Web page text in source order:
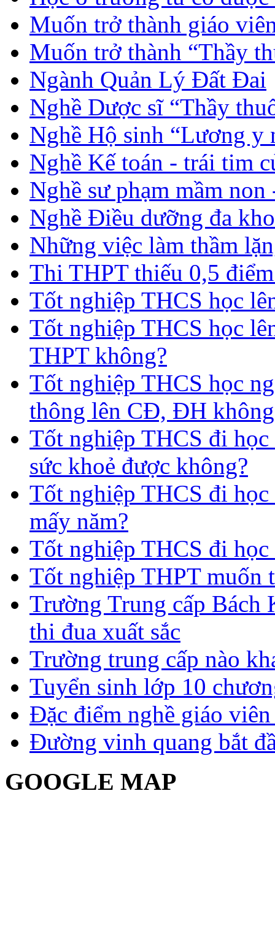
Muốn trở thành giáo
Muốn trở thành “Thầy
Ngành Quản Lý Đất Đai
Nghề Dược sĩ “Thầy
Nghề Hộ sinh “Lương y
Nghề Kế toán - trái tim
Nghề sư phạm mầm
Nghề Điều dưỡng đa
Những việc làm thầm
Thi THPT thiếu 0,5
Tốt nghiệp THCS học
Tốt nghiệp THCS học
THPT không?
Tốt nghiệp THCS học
thông lên CĐ, ĐH
Tốt nghiệp THCS đi học
sức khoẻ được không?
Tốt nghiệp THCS đi
mấy năm?
Tốt nghiệp THCS đi
Tốt nghiệp THPT muốn
Trường Trung cấp Bách
thi đua xuất sắc
Trường trung cấp nào
Tuyển sinh lớp 10
Đặc điểm nghề giáo
Đường vinh quang bắt
GOOGLE MAP